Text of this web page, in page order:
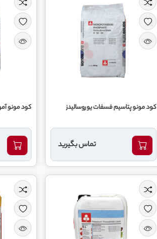
کود مونو پتاسیم فسفات يوروساليدز
تماس بگیرید
کود مونو